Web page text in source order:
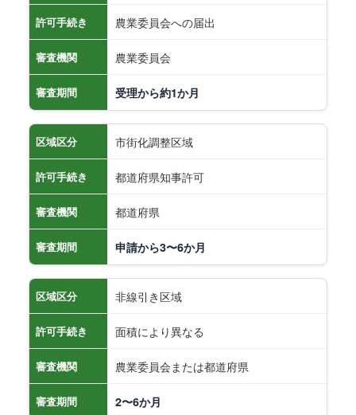
許可手続き 農業委員会への届出
審査機関 農業委員会
審査期間 受理から約1か月
区域区分 市街化調整区域
許可手続き 都道府県知事許可
審査機関 都道府県
審査期間 申請から3〜6か月
区域区分 非線引き区域
許可手続き 面積により異なる
審査機関 農業委員会または都道府県
審査期間 2〜6か月